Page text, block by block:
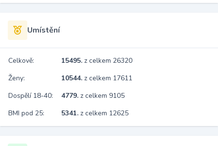
Umístění
Celkově: 15495. z celkem 26320
Ženy:
10544. z celkem 17611
Dospělí 18-40:
4779. z celkem 9105
BMI pod 25:
5341. z celkem 12625